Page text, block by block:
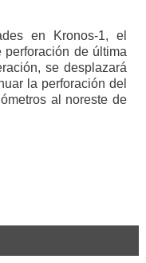
en Kronos-1, el
de última
se desplazará
la perforación del
al noreste de